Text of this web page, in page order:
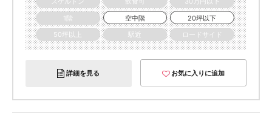
1階
空中階
20坪以下
50坪以上
駅近 ロードサイド
詳細を見る お気に入りに追加